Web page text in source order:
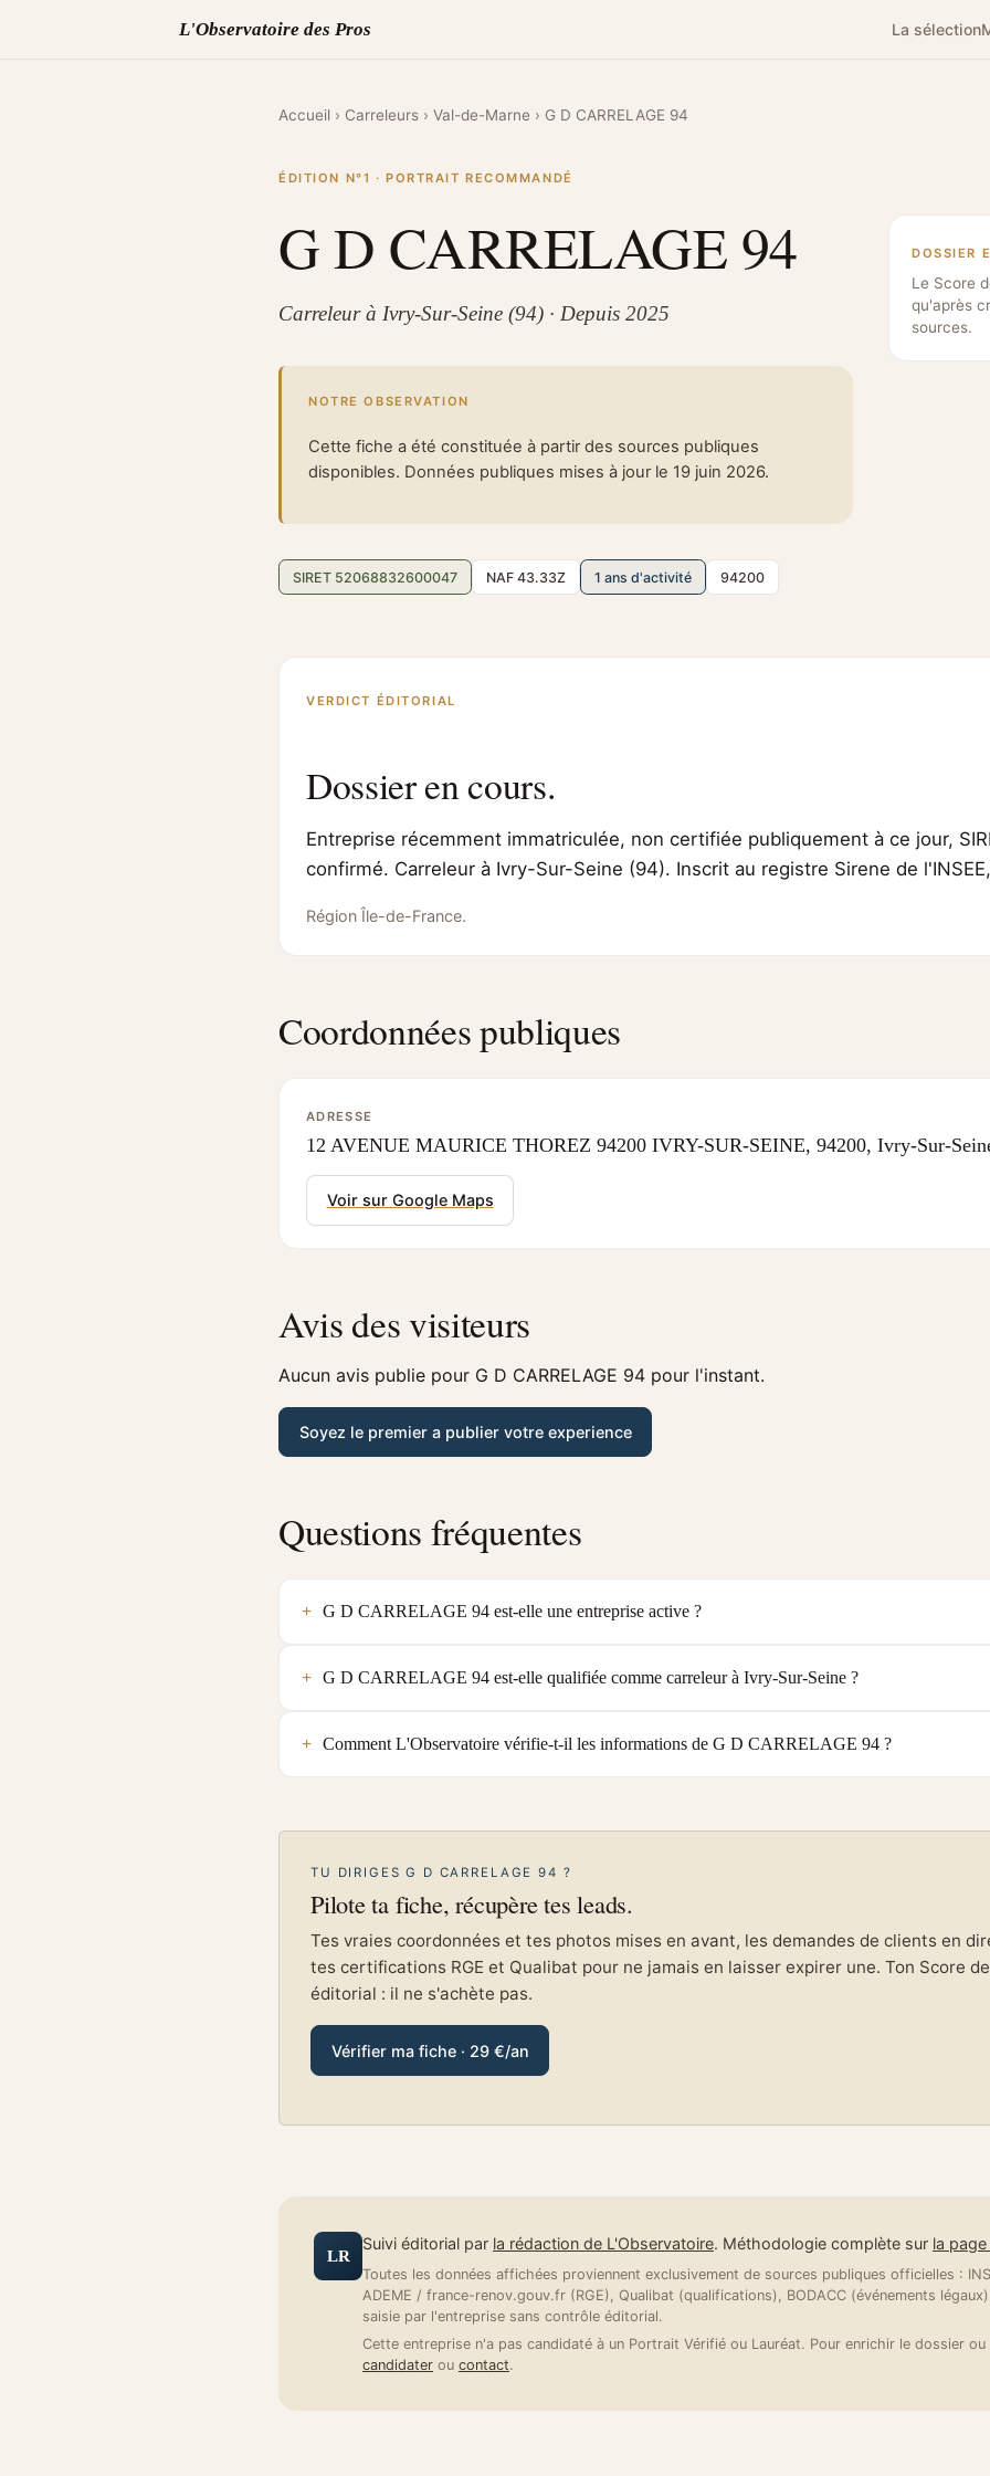
L'Observatoire des Pros La sélection
Accueil › Carreleurs › Val-de-Marne › G D CARRELAGE 94
ÉDITION N°1 · PORTRAIT RECOMMANDÉ
G D CARRELAGE 94
Carreleur à Ivry-Sur-Seine (94) · Depuis 2025
NOTRE OBSERVATION
Cette fiche a été constituée à partir des sources publiques
disponibles. Données publiques mises à jour le 19 juin 2026.
SIRET 52068832600047 NAF 43.33Z 1 ans d'activité 94200
DOSSIER
Le Score
qu'après
sources.
VERDICT ÉDITORIAL
Dossier en cours.
Entreprise récemment immatriculée, non certifiée publiquement à ce jour,
confirmé. Carreleur à Ivry-Sur-Seine (94). Inscrit au registre Sirene de
Région Île-de-France.
Coordonnées publiques
ADRESSE
12 AVENUE MAURICE THOREZ 94200 IVRY-SUR-SEINE, 94200, Ivry-Sur-
Voir sur Google Maps
Avis des visiteurs
Aucun avis publie pour G D CARRELAGE 94 pour l'instant.
Soyez le premier a publier votre experience
Questions fréquentes
G D CARRELAGE 94 est-elle une entreprise active ?
G D CARRELAGE 94 est-elle qualifiée comme carreleur à Ivry-Sur-Seine ?
Comment L'Observatoire vérifie-t-il les informations de G D CARRELAGE 94 ?
TU DIRIGES G D CARRELAGE 94 ?
Pilote ta fiche, récupère tes leads.
Tes vraies coordonnées et tes photos mises en avant, les demandes de clients en
tes certifications RGE et Qualibat pour ne jamais en laisser expirer une. Ton Score
éditorial : il ne s'achète pas.
Vérifier ma fiche · 29 €/an
LR
Suivi éditorial par la rédaction de L'Observatoire. Méthodologie complète sur la
Toutes les données affichées proviennent exclusivement de sources publiques officielles :
ADEME / france-renov.gouv.fr (RGE), Qualibat (qualifications), BODACC (événements
saisie par l'entreprise sans contrôle éditorial.
Cette entreprise n'a pas candidaté à un Portrait Vérifié ou Lauréat. Pour enrichir le dossier
candidater ou contact.